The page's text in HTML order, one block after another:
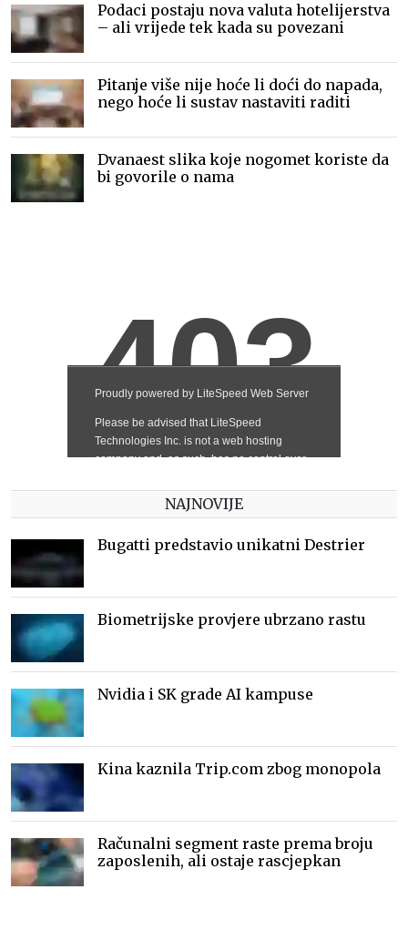
Podaci postaju nova valuta hotelijerstva
– ali vrijede tek kada su povezani
Pitanje više nije hoće li doći do napada,
nego hoće li sustav nastaviti raditi
Dvanaest slika koje nogomet koriste da
bi govorile o nama
NAJNOVIJE
Bugatti predstavio unikatni Destrier
Biometrijske provjere ubrzano rastu
Nvidia i SK grade AI kampuse
Kina kaznila Trip.com zbog monopola
Računalni segment raste prema broju
zaposlenih, ali ostaje rascjepkan